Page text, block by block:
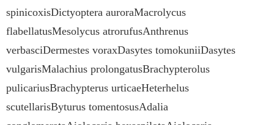
spinicoxisDictyoptera auroraMacrolycus
flabellatusMesolycus atrorufusAnthrenus
verbasciDermestes voraxDasytes tomokuniiDasytes
vulgarisMalachius prolongatusBrachypterolus
pulicariusBrachypterus urticaeHeterhelus
scutellarisByturus tomentosusAdalia